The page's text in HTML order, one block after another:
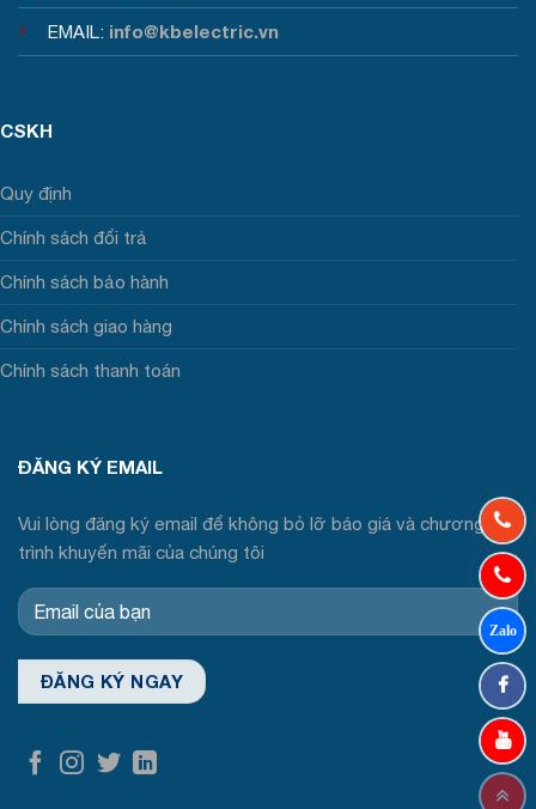
EMAIL: info@kbelectric.vn
CSKH
Quy định
Chính sách đổi trả
Chính sách bảo hành
Chính sách giao hàng
Chính sách thanh toán
ĐĂNG KÝ EMAIL
Vui lòng đăng ký email để không bỏ lỡ báo giá và chương
trình khuyến mãi của chúng tôi